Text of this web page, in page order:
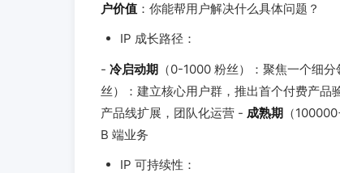
户价值 ：你能帮用户解决什么具体问题？
IP 成长路径：
- 冷启动期 （0-1000 粉丝）：聚焦一个细
丝）：建立核心用户群，推出首个付费产品
产品线扩展，团队化运营 - 成熟期 （
B 端业务
IP 可持续性：